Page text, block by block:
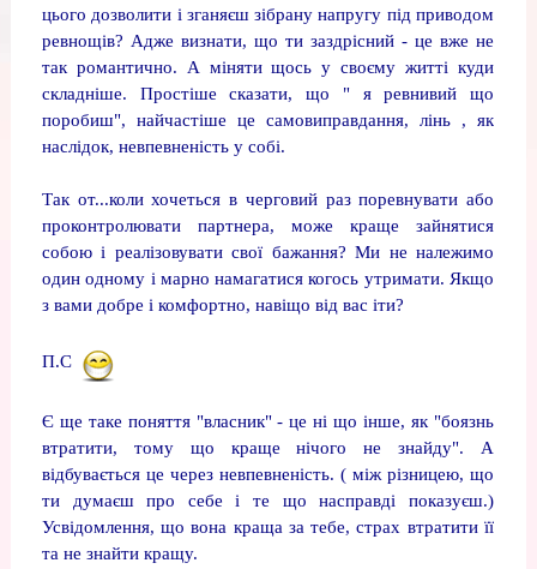
цього дозволити і зганяєш зібрану напругу під приводом
ревнощів? Адже визнати, що ти заздрісний - це вже не
так романтично. А міняти щось у своєму житті куди
складніше. Простіше сказати, що " я ревнивий що
поробиш", найчастіше це самовиправдання, лінь , як
наслідок, невпевненість у собі.
Так от...коли хочеться в черговий раз поревнувати або
проконтролювати партнера, може краще зайнятися
собою і реалізовувати свої бажання? Ми не належимо
один одному і марно намагатися когось утримати. Якщо
з вами добре і комфортно, навіщо від вас іти?
П.С
Є ще таке поняття "власник" - це ні що інше, як "боязнь
втратити, тому що краще нічого не знайду". А
відбувається це через невпевненість. ( між різницею, що
ти думаєш про себе і те що насправді показуєш.)
Усвідомлення, що вона краща за тебе, страх втратити її
та не знайти кращу.